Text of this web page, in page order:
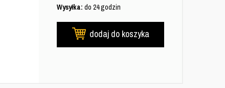
Wysyłka: do 24 godzin
dodaj do koszyka